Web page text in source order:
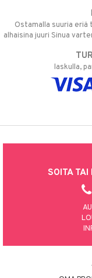
Ostamalla suuria
alhaisina juuri Sinua
laskulla,
SOITA